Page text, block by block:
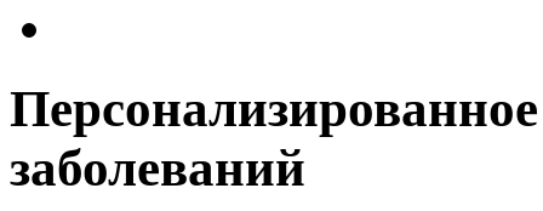
заболеваний